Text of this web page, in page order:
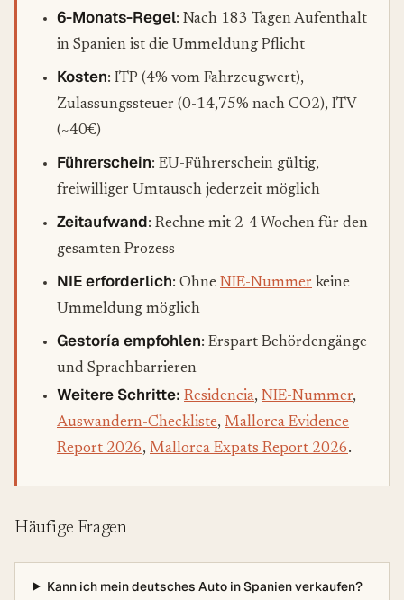
6-Monats-Regel: Nach 183 Tagen Aufenthalt
in Spanien ist die Ummeldung Pflicht
Kosten: ITP (4% vom Fahrzeugwert),
Zulassungssteuer (0-14,75% nach CO2), ITV
(~40€)
Führerschein: EU-Führerschein gültig,
freiwilliger Umtausch jederzeit möglich
Zeitaufwand: Rechne mit 2-4 Wochen für den
gesamten Prozess
NIE erforderlich: Ohne NIE-Nummer keine
Ummeldung möglich
Gestoría empfohlen: Erspart Behördengänge
und Sprachbarrieren
Weitere Schritte: Residencia, NIE-Nummer,
Auswandern-Checkliste, Mallorca Evidence
Report 2026, Mallorca Expats Report 2026.
Häufige Fragen
Kann ich mein deutsches Auto in Spanien verkaufen?